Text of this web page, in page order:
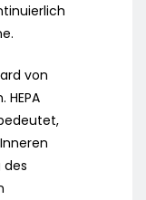
von
HEPA
des